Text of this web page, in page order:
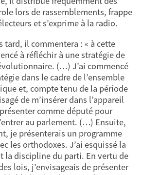
lors de rassemblements, frappe
et s’exprime à la radio.
tard, il commentera : « à cette
à réfléchir à une stratégie de
(…) J’ai commencé
dans le cadre de l’ensemble
et, compte tenu de la période
de m’insérer dans l’appareil
comme député pour
au parlement. (…) Ensuite,
je présenterais un programme
les orthodoxes. J’ai esquissé la
la discipline du parti. En vertu de
lois, j’envisageais de présenter